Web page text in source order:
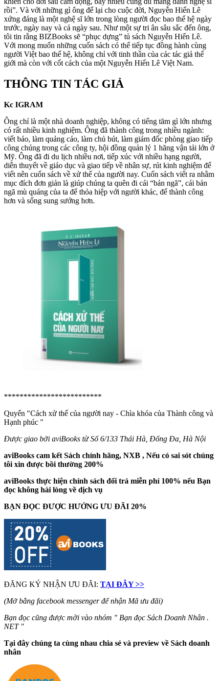
rồi”. Và với những gì ông để lại cho cuộc đời, Nguyễn Hiến Lê
xứng đáng là một nghệ sĩ lớn trong lòng người đọc bao thế hệ ngày
trước, ngày nay và cả ngày sau. Như một sự tri ân sâu sắc đến ông,
tôi tin rằng BIZBooks sẽ “phục dựng” tủ sách Nguyễn Hiến Lê.
Với mong muốn những cuốn sách có thể tiếp tục đồng hành cùng
người Việt bao thế hệ, không chỉ với tinh thần của các tác giả thế
giới mà còn với cốt cách của một Nguyễn Hiến Lê Việt Nam.
THÔNG TIN TÁC GIẢ
Kc IGRAM
Ông chỉ là một nhà doanh nghiệp, không có tiếng tăm gì lớn nhưng
có rất nhiều kinh nghiệm. Ông đã thành công trong nhiều ngành:
viết báo, làm quảng cáo, làm chủ bút, làm giám đốc phòng giao tiếp
công chúng trong các công ty, hội đồng quản lý 1 hãng vận tải lớn ở
Mỹ. Ông đã đi du lịch nhiều nơi, tiếp xúc với nhiều hạng người,
diễn thuyết về giáo dục và giao tiếp về nhân sự, rút kinh nghiệm để
viết nên cuốn sách về xử thế của người nay. Cuốn sách viết ra nhằm
mục đích đơn giản là giúp chúng ta quên đi cái “bản ngã”, cái bản
ngã mù quáng của ta để thỏa hiệp với người khác, để thành công
hơn và sống sung sướng hơn.
*************************
Quyển "Cách xử thế của người nay - Chìa khóa của Thành công và
Hạnh phúc "
Được giao bởi aviBooks từ Số 6/133 Thái Hà, Đống Đa, Hà Nội
aviBooks cam kết Sách chính hãng, NXB , Nếu có sai sót chúng
tôi xin được bồi thường 200%
aviBooks thực hiện chính sách đổi trả miễn phí 100% nếu Bạn
đọc không hài lòng về dịch vụ
BẠN ĐỌC ĐƯỢC HƯỞNG ƯU ĐÃI 20%
ĐĂNG KÝ NHẬN ƯU ĐÃI: TẠI ĐÂY >>
(Mở bằng facebook messenger để nhận Mã ưu đãi)
Bạn đọc cũng được mời vào nhóm " Bạn đọc Sách Doanh Nhân .
NET "
Tại đây chúng ta cùng nhau chia sẻ và preview về Sách doanh
nhân